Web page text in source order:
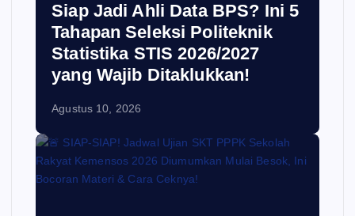
Siap Jadi Ahli Data BPS? Ini 5
Tahapan Seleksi Politeknik
Statistika STIS 2026/2027
yang Wajib Ditaklukkan!
Agustus 10, 2026